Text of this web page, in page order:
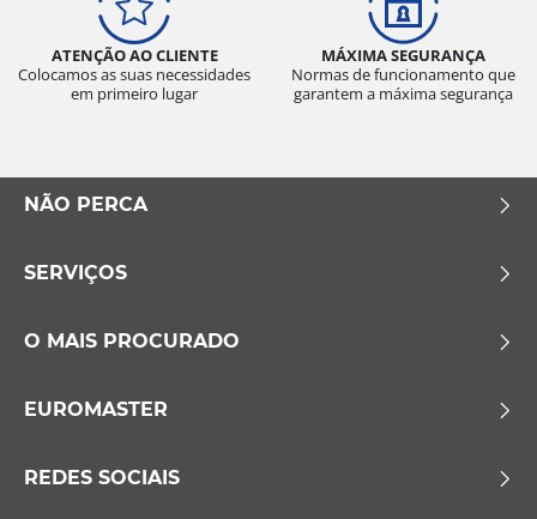
ATENÇÃO AO CLIENTE
Colocamos as suas necessidades
em primeiro lugar
MÁXIMA SEGURANÇA
Normas de funcionamento que
garantem a máxima segurança
NÃO PERCA
SERVIÇOS
O MAIS PROCURADO
EUROMASTER
REDES SOCIAIS